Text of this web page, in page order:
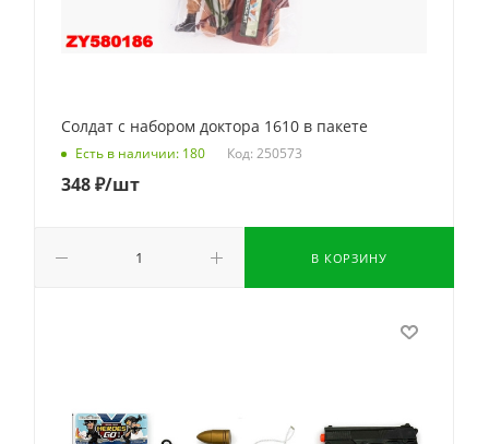
Солдат с набором доктора 1610 в пакете
Есть в наличии: 180 Код: 250573
348₽/шт
В КОРЗИНУ